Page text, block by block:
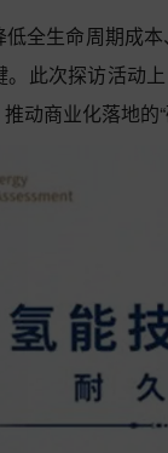
全生命周期成
此次探访活动
动商业化落地的